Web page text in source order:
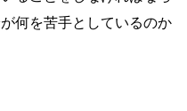
何を苦手としているのか